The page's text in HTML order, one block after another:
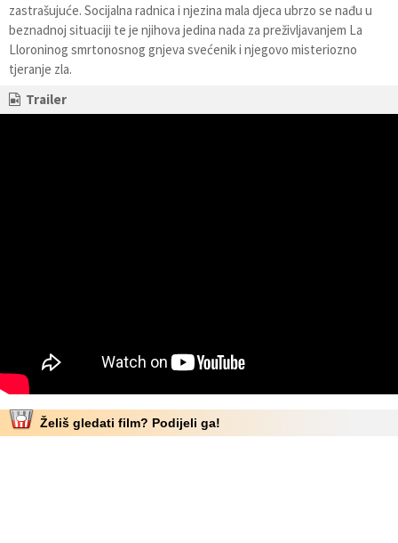
zastrašujuće. Socijalna radnica i njezina mala djeca ubrzo se nađu u
beznadnoj situaciji te je njihova jedina nada za preživljavanjem La
Lloroninog smrtonosnog gnjeva svećenik i njegovo misteriozno
tjeranje zla.
Trailer
Želiš gledati film? Podijeli ga!